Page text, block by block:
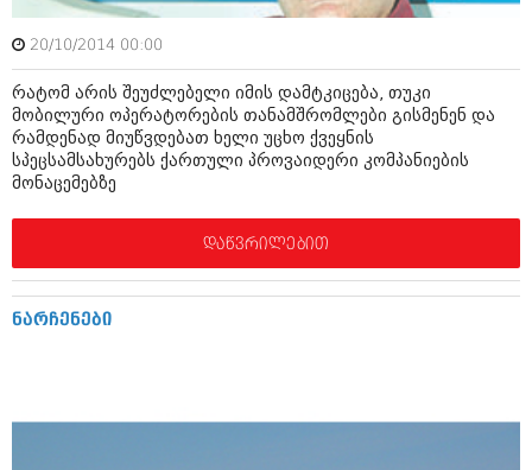
სექტემბერი 2017 (261)
ივნისი 2017 (265)
მაისი 2017 (216)
აპრილი 2017 (220)
მარტი 2017 (212)
თებერვალი 2017 (205)
დეკემბერი 2016 (207)
ნოემბერი 2016 (207)
ოქტომბერი 2016 (257)
სექტემბერი 2016 (224)
აგვისტო 2016 (258)
20/10/2014 00:00
რატომ არის შეუძლებელი იმის დამტკიცება, თუკი
მობილური ოპერატორების თანამშრომლები გისმენენ და
რამდენად მიუწვდებათ ხელი უცხო ქვეყნის
სპეცსამსახურებს ქართული პროვაიდერი კომპანიების
მონაცემებზე
დაწვრილებით
ნარჩენები